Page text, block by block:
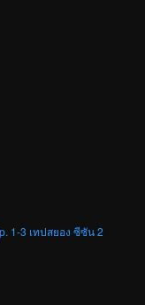
1-3 เทปสยอง ซีซัน 2